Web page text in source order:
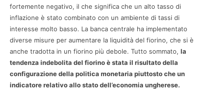
fortemente negativo, il che significa che un alto tasso di
inflazione è stato combinato con un ambiente di tassi di
interesse molto basso. La banca centrale ha implementato
diverse misure per aumentare la liquidità del fiorino, che si è
anche tradotta in un fiorino più debole. Tutto sommato, la
tendenza indebolita del fiorino è stata il risultato della
configurazione della politica monetaria piuttosto che un
indicatore relativo allo stato dell’economia ungherese.